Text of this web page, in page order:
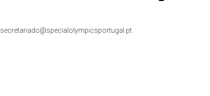
secretariado@specialolympicsportugal.pt